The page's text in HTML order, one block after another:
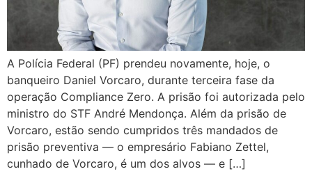
A Polícia Federal (PF) prendeu novamente, hoje, o
banqueiro Daniel Vorcaro, durante terceira fase da
operação Compliance Zero. A prisão foi autorizada pelo
ministro do STF André Mendonça. Além da prisão de
Vorcaro, estão sendo cumpridos três mandados de
prisão preventiva — o empresário Fabiano Zettel,
cunhado de Vorcaro, é um dos alvos — e […]